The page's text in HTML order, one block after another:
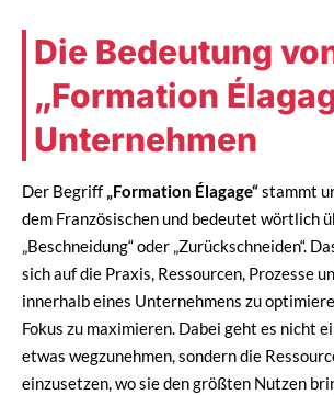
Die Bedeutung
„Formation
Unternehmen
Der Begriff „Formation Élagage“stammt
dem Französischen und bedeutet wörtlich
„Beschneidung“ oder „Zurückschneiden“.
sich auf die Praxis, Ressourcen, Prozesse
innerhalb eines Unternehmens zu
Fokus zu maximieren. Dabei geht es nicht
etwas wegzunehmen, sondern die
einzusetzen, wo sie den größten Nutzen